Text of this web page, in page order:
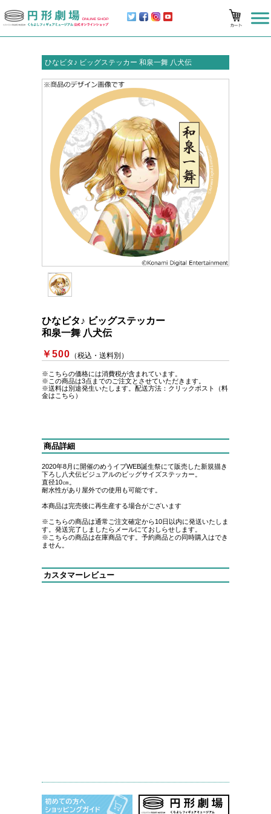
ひなビタ♪ ビッグステッカー 和泉一舞 八犬伝
ひなビタ♪ ビッグステッカー
和泉一舞 八犬伝
￥500 （税込・送料別）
※こちらの価格には消費税が含まれています。
※この商品は3点までのご注文とさせていただきます。
※送料は別途発生いたします。 配送方法：クリックポスト（料
金はこちら）
商品詳細
2020年8月に開催のめうイブWEB誕生祭にて販売した新規描き
下ろし八犬伝ビジュアルのビッグサイズステッカー。
直径10㎝。
耐水性があり屋外での使用も可能です。
本商品は完売後に再生産する場合がございます
※こちらの商品は通常ご注文確定から10日以内に発送いたしま
す。発送完了しましたらメールにておしらせします。
※こちらの商品は在庫商品です。予約商品との同時購入はでき
ません。
カスタマーレビュー